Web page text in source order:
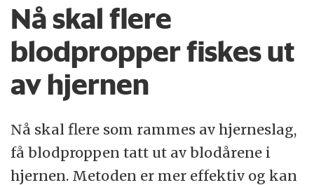
Nå skal flere
blodpropper fiskes ut
av hjernen
Nå skal flere som rammes av hjerneslag,
få blodproppen tatt ut av blodårene i
hjernen. Metoden er mer effektiv og kan